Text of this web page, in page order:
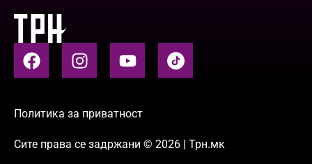
Политика за приватност
Сите права се задржани © 2026 | Трн.мк